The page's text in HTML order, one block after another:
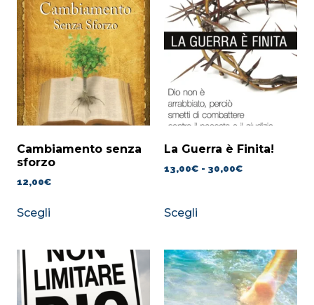
Cambiamento senza
sforzo
12,00€
Scegli
La Guerra è Finita!
13,00€ - 30,00€
Scegli